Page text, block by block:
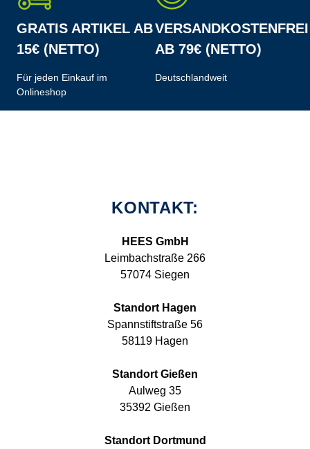
GRATIS ARTIKEL AB
15€ (NETTO)
Für jeden Einkauf im
Onlineshop
VERSANDKOSTENFREI
AB 79€ (NETTO)
Deutschlandweit
KONTAKT:
HEES GmbH
Leimbachstraße 266
57074 Siegen
Standort Hagen
Spannstiftstraße 56
58119 Hagen
Standort Gießen
Aulweg 35
35392 Gießen
Standort Dortmund